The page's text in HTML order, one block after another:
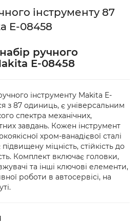
пошкодження, обов’язково
разом із працівником служби
інструменту 87
E-08458
ручного
E-08458
інструменту Makita E-
з 87 одиниць, є універсальним
спектра механічних,
завдань. Кожен інструмент
хром-ванадієвої сталі
міцність, стійкість до
Комплект включає головки,
та інші ключові елементи,
роботи в автосервісі, на